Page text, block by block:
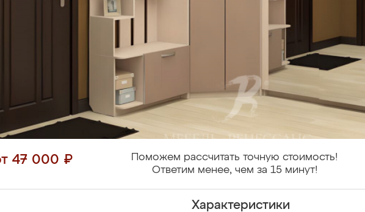
47 000 ₽
Поможем рассчитать точную стоимость!
Ответим менее, чем за 15 минут!
Характеристики